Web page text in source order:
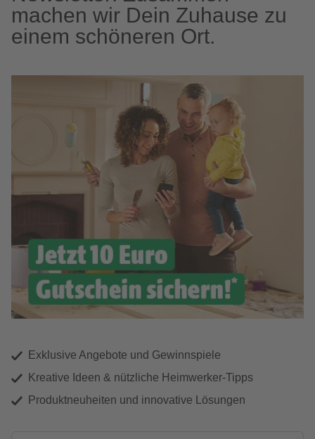
machen wir Dein Zuhause zu
einem schöneren Ort.
Exklusive Angebote und Gewinnspiele
Kreative Ideen & nützliche Heimwerker-Tipps
Produktneuheiten und innovative Lösungen